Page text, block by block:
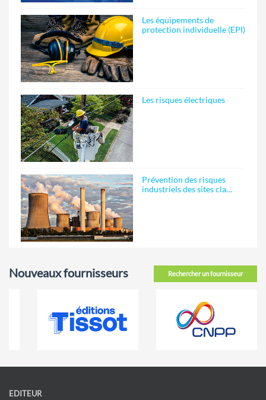
Les équipements de
protection individuelle (EPI)
Les risques électriques
Prévention des risques
industriels des sites cla…
Rechercher un fournisseur
Nouveaux fournisseurs
EDITEUR